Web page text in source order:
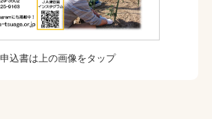
申込書は上の画像をタップ